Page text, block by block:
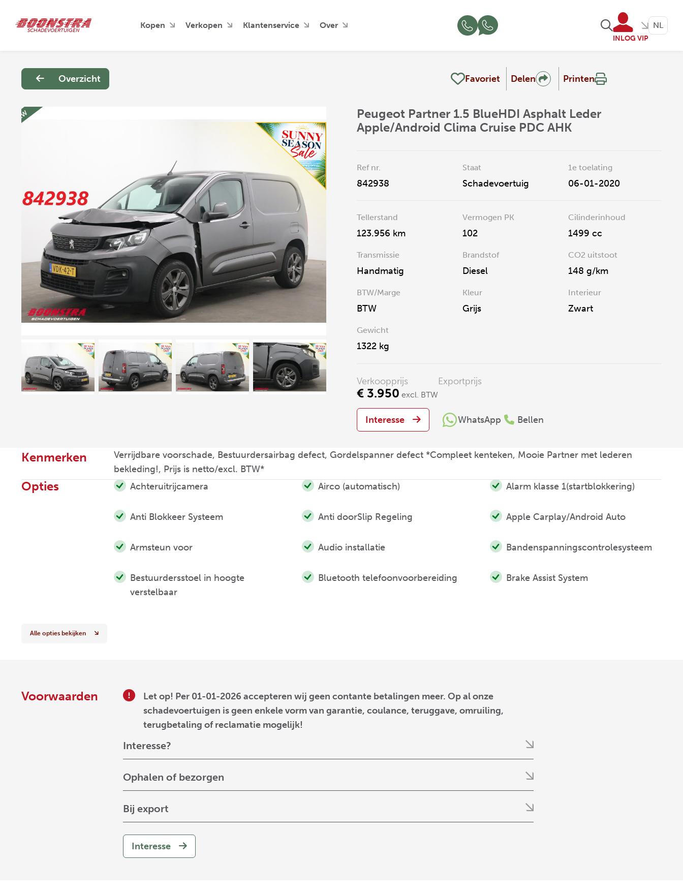
SCHADEVOERTUIGEN
Kopen Verkopen Klantenservice Over
INLOG VIP
NL
Overzicht Favoriet Delen Printen
NEW
Peugeot Partner 1.5 BlueHDI Asphalt Leder
Apple/Android Clima Cruise PDC AHK
Ref nr.
842938
Staat
Schadevoertuig
1e toelating
06-01-2020
Tellerstand
123.956 km
Vermogen PK
102
Cilinderinhoud
1499 cc
Transmissie
Handmatig
Brandstof
Diesel
CO2 uitstoot
148 g/km
BTW/Marge
BTW
Kleur
Grijs
Interieur
Zwart
Gewicht
1322 kg
Verkoopprijs
€ 3.950 excl. BTW
Exportprijs
Interesse WhatsApp Bellen
Kenmerken
Verrijdbare voorschade, Bestuurdersairbag defect, Gordelspanner defect *Compleet kenteken, Mooie Partner met lederen
bekleding!, Prijs is netto/excl. BTW*
Opties Achteruitrijcamera Airco (automatisch) Alarm klasse 1(startblokkering)
Anti Blokkeer Systeem Anti doorSlip Regeling Apple Carplay/Android Auto
Armsteun voor Audio installatie Bandenspanningscontrolesysteem
Bestuurdersstoel in hoogte
verstelbaar
Bluetooth telefoonvoorbereiding Brake Assist System
Alle opties bekijken
Voorwaarden
Let op! Per 01-01-2026 accepteren wij geen contante betalingen meer. Op al onze
schadevoertuigen is geen enkele vorm van garantie, coulance, teruggave, omruiling,
terugbetaling of reclamatie mogelijk!
Interesse?
Ophalen of bezorgen
Bij export
Interesse